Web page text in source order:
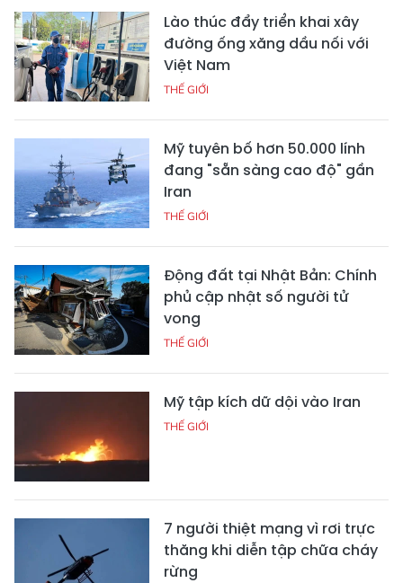
Lào thúc đẩy triển khai xây
đường ống xăng dầu nối với
Việt Nam
THẾ GIỚI
Mỹ tuyên bố hơn 50.000 lính
đang "sẵn sàng cao độ" gần
Iran
THẾ GIỚI
Động đất tại Nhật Bản: Chính
phủ cập nhật số người tử
vong
THẾ GIỚI
Mỹ tập kích dữ dội vào Iran
THẾ GIỚI
7 người thiệt mạng vì rơi trực
thăng khi diễn tập chữa cháy
rừng